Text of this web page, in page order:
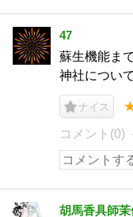
47
蘇生機能ま
神社につい
ナイス
コメント(0)
胡馬香具師